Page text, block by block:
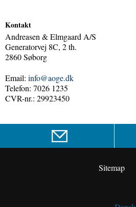
Kontakt
Andreasen & Elmgaard A/S
Generatorvej 8C, 2 th.
2860 Søborg
Email: info@aoge.dk
Telefon: 7026 1235
CVR-nr.: 29923450
Sitemap